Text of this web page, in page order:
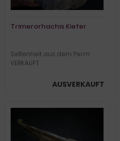
Trimerorhachis Kiefer
Seltenheit aus dem Perm
VERKAUFT
AUSVERKAUFT